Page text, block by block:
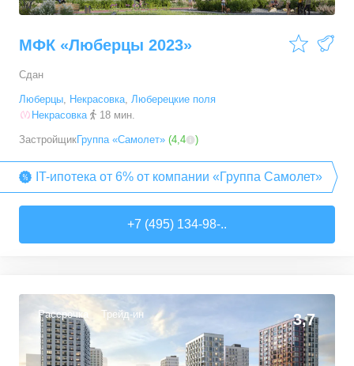
МФК «Люберцы 2023»
Сдан
Люберцы, Некрасовка, Люберецкие поля
Некрасовка
18 мин.
ЗастройщикГруппа «Самолет» (4,4 )
IT-ипотека от 6% от компании «Группа Самолет»
+7 (495) 134-98-..
Рассрочка Трейд-ин 3,7